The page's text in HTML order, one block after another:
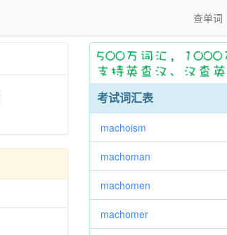
查单词
考试词汇表
machoism
machoman
machomen
machomer